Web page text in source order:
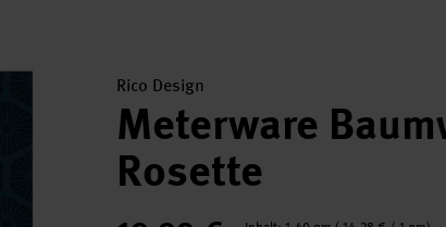
Rico Design
Meterware
Rosette